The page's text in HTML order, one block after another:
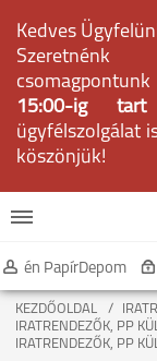
Kedves
15:00-ig
ügyfélszolgálat
köszönjük!
én PapírDepom
KEZDŐOLDAL
IRATRENDEZŐK, PP
IRATRENDEZŐK, PP